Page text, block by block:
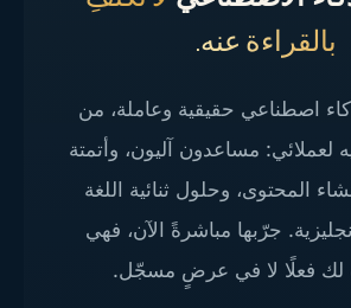
بالقراءة عنه.
اصطناعي حقيقية وعاملة، من
لعملائي: مساعدون آليون، وأتمتة
المحتوى، وحلول ثنائية اللغة
جرّبها مباشرةً الآن، فهي
لك فعلًا لا في عرضٍ مسجّل.